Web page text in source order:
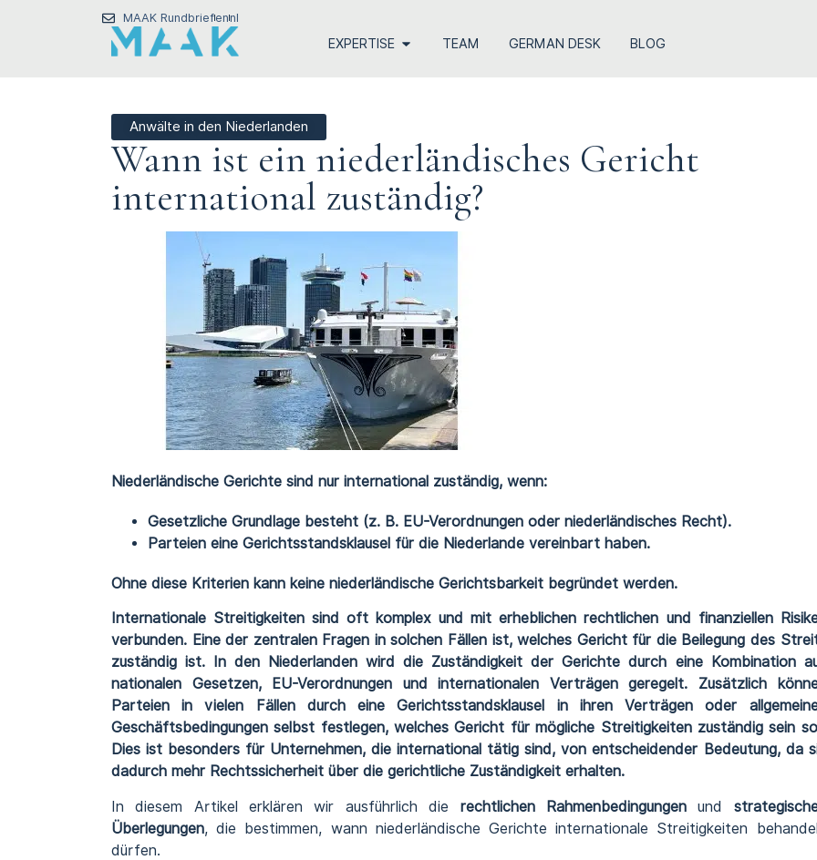
MAAK Rundbriefennl
EXPERTISE TEAM GERMAN DESK BLOG
Anwälte in den Niederlanden
Wann ist ein niederländisches Gericht
international zuständig?
Niederländische Gerichte sind nur international zuständig, wenn:
Gesetzliche Grundlage besteht (z. B. EU-Verordnungen oder niederländisches Recht).
Parteien eine Gerichtsstandsklausel für die Niederlande vereinbart haben.
Ohne diese Kriterien kann keine niederländische Gerichtsbarkeit begründet werden.
Internationale Streitigkeiten sind oft komplex und mit erheblichen rechtlichen und finanziellen
verbunden. Eine der zentralen Fragen in solchen Fällen ist, welches Gericht für die Beilegung des
zuständig ist. In den Niederlanden wird die Zuständigkeit der Gerichte durch eine Kombination
nationalen Gesetzen, EU-Verordnungen und internationalen Verträgen geregelt. Zusätzlich
Parteien in vielen Fällen durch eine Gerichtsstandsklausel in ihren Verträgen oder
Geschäftsbedingungen selbst festlegen, welches Gericht für mögliche Streitigkeiten zuständig sein
Dies ist besonders für Unternehmen, die international tätig sind, von entscheidender Bedeutung, da
dadurch mehr Rechtssicherheit über die gerichtliche Zuständigkeit erhalten.
In diesem Artikel erklären wir ausführlich die rechtlichen Rahmenbedingungenund
Überlegungen, die bestimmen, wann niederländische Gerichte internationale Streitigkeiten
dürfen.